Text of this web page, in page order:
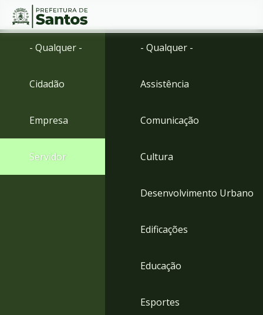
Ir
menu
para
Conteúdo
- Qualquer -
Cidadão
Empresa
Servidor
- Qualquer -
Assistência
Comunicação
Cultura
Desenvolvimento Urbano
Edificações
Educação
Esportes